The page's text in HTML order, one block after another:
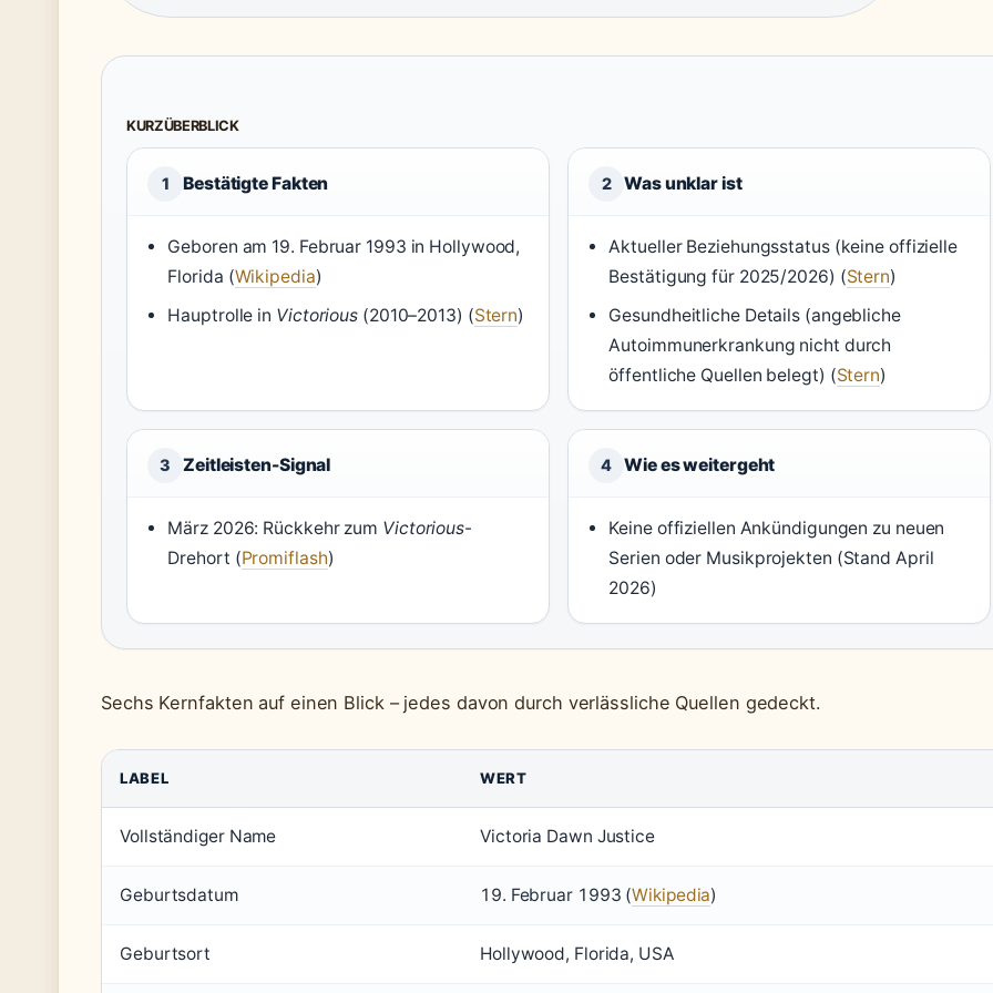
KURZÜBERBLICK
1 Bestätigte Fakten
Geboren am 19. Februar 1993 in Hollywood,
Florida (Wikipedia)
Hauptrolle in Victorious (2010–2013) (Stern)
2 Was unklar ist
Aktueller Beziehungsstatus (keine offizielle
Bestätigung für 2025/2026) (Stern)
Gesundheitliche Details (angebliche
Autoimmunerkrankung nicht durch
öffentliche Quellen belegt) (Stern)
3 Zeitleisten-Signal
März 2026: Rückkehr zum Victorious-
Drehort (Promiflash)
4 Wie es weitergeht
Keine offiziellen Ankündigungen zu neuen
Serien oder Musikprojekten (Stand April
2026)
Sechs Kernfakten auf einen Blick – jedes davon durch verlässliche Quellen gedeckt.
LABEL WERT
Vollständiger Name Victoria Dawn Justice
Geburtsdatum 19. Februar 1993 (Wikipedia)
Geburtsort Hollywood, Florida, USA